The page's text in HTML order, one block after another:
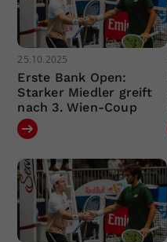
25.10.2025
Erste Bank Open:
Starker Miedler greift
nach 3. Wien-Coup